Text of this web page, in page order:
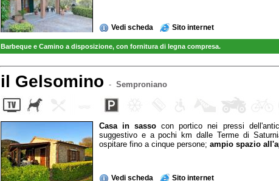
Vedi scheda Sito internet
Barbeque e Camino a disposizione, con fornitura di legna compresa.
il Gelsomino - Semproniano
Casa in sasso con portico nei pressi
suggestivo e a pochi km dalle Terme di
ospitare fino a cinque persone; ampio spazio
Vedi scheda Sito internet